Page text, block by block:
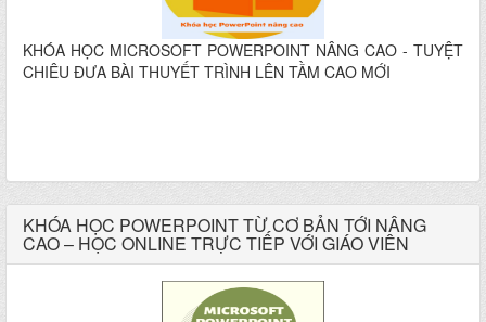
KHÓA HỌC MICROSOFT POWERPOINT NÂNG CAO - TUYỆT
CHIÊU ĐƯA BÀI THUYẾT TRÌNH LÊN TẦM CAO MỚI
KHÓA HỌC POWERPOINT TỪ CƠ BẢN TỚI NÂNG
CAO – HỌC ONLINE TRỰC TIẾP VỚI GIÁO VIÊN